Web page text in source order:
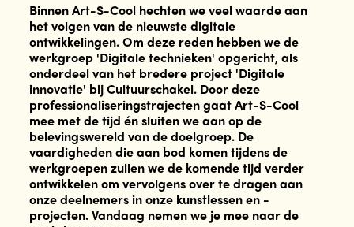
Binnen Art-S-Cool hechten we veel waarde aan
het volgen van de nieuwste digitale
ontwikkelingen. Om deze reden hebben we de
werkgroep 'Digitale technieken' opgericht, als
onderdeel van het bredere project 'Digitale
innovatie' bij Cultuurschakel. Door deze
professionaliseringstrajecten gaat Art-S-Cool
mee met de tijd én sluiten we aan op de
belevingswereld van de doelgroep. De
vaardigheden die aan bod komen tijdens de
werkgroepen zullen we de komende tijd verder
ontwikkelen om vervolgens over te dragen aan
onze deelnemers in onze kunstlessen en -
projecten. Vandaag nemen we je mee naar de